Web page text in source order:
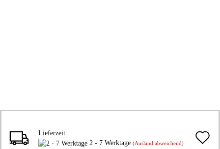
Lieferzeit:
2 - 7 Werktage (Ausland abweichend)